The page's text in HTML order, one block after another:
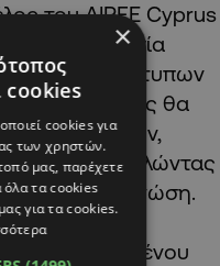
του AIPFE Cyprus
τη δημιουργία
δηλαδή άτυπων
οι γυναίκες θα
χρημάτων,
πλούτου, αντλώντας
πρακτική γνώση.
ανάγκη
πιστοποιημένου
×
cookies
cookies για
των χρηστών.
μας, παρέχετε
όλα τα cookies
για τα cookies.